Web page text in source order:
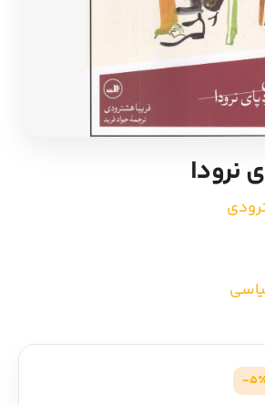
سایر کشورهای اروپا
داستان کوتاه
شعر و متون کهن
ادبیات
نرودا